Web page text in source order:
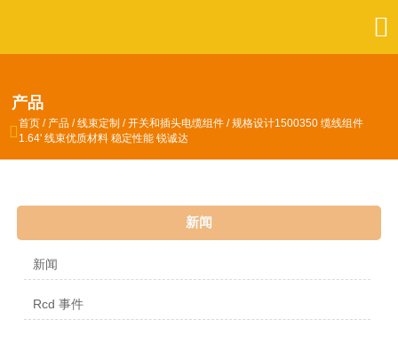

产品
 首页 / 产品 /线束定制 /开关和插头电缆组件 /规格设计1500350 缆线组件
1.64' 线束优质材料 稳定性能 锐诚达
新闻
新闻
Rcd 事件